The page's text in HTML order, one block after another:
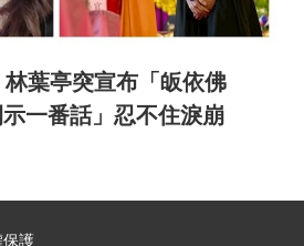
葉亭突宣布「皈依佛
一番話」忍不住淚崩
保護